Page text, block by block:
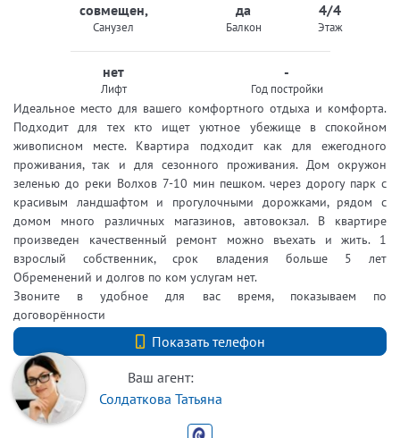
совмещен,
Санузел
да
Балкон
4/4
Этаж
нет
Лифт
-
Год постройки
Идеальное место для вашего комфортного отдыха и комфорта.
Подходит для тех кто ищет уютное убежище в спокойном
живописном месте. Квартира подходит как для ежегодного
проживания, так и для сезонного проживания. Дом окружон
зеленью до реки Волхов 7-10 мин пешком. через дорогу парк с
красивым ландшафтом и прогулочными дорожками, рядом с
домом много различных магазинов, автовокзал. В квартире
произведен качественный ремонт можно въехать и жить. 1
взрослый собственник, срок владения больше 5 лет
Обременений и долгов по ком услугам нет.
Звоните в удобное для вас время, показываем по
договорённости
Показать телефон
+7 (812) 740-70-40
Ваш агент:
Солдаткова Татьяна